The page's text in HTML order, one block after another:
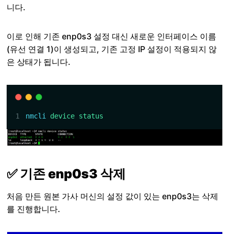
니다.
이로 인해 기존 enp0s3 설정 대신 새로운 인터페이스 이름
(유선 연결 1)이 생성되고, 기존 고정 IP 설정이 적용되지 않
은 상태가 됩니다.
nmcli device status
✅ 기존 enp0s3 삭제
처음 만든 원본 가사 머신의 설정 값이 있는 enp0s3는 삭제
를 진행합니다.